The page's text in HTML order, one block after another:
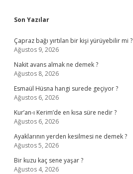
Sidebar
Son Yazılar
Çapraz bağı yırtılan bir kişi yürüyebilir mi ?
Ağustos 9, 2026
Nakit avans almak ne demek ?
Ağustos 8, 2026
Esmaül Hüsna hangi surede geçiyor ?
Ağustos 6, 2026
Kur’an-ı Kerim’de en kısa süre nedir ?
Ağustos 6, 2026
Ayaklarının yerden kesilmesi ne demek ?
Ağustos 5, 2026
Bir kuzu kaç sene yaşar ?
Ağustos 4, 2026